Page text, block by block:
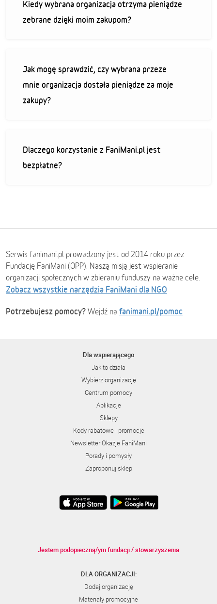
Kiedy wybrana organizacja otrzyma pieniądze
zebrane dzięki moim zakupom?
Jak mogę sprawdzić, czy wybrana przeze
mnie organizacja dostała pieniądze za moje
zakupy?
Dlaczego korzystanie z FaniMani.pl jest
bezpłatne?
Serwis fanimani.pl prowadzony jest od 2014 roku przez
Fundację FaniMani (OPP). Naszą misją jest wspieranie
organizacji społecznych w zbieraniu funduszy na ważne cele.
Zobacz wszystkie narzędzia FaniMani dla NGO
Potrzebujesz pomocy? Wejdź na fanimani.pl/pomoc
Dla wspierającego
Jak to działa
Wybierz organizację
Centrum pomocy
Aplikacje
Sklepy
Kody rabatowe i promocje
Newsletter Okazje FaniMani
Porady i pomysły
Zaproponuj sklep
Jestem podopieczną/ym fundacji / stowarzyszenia
DLA ORGANIZACJI:
Dodaj organizację
Materiały promocyjne